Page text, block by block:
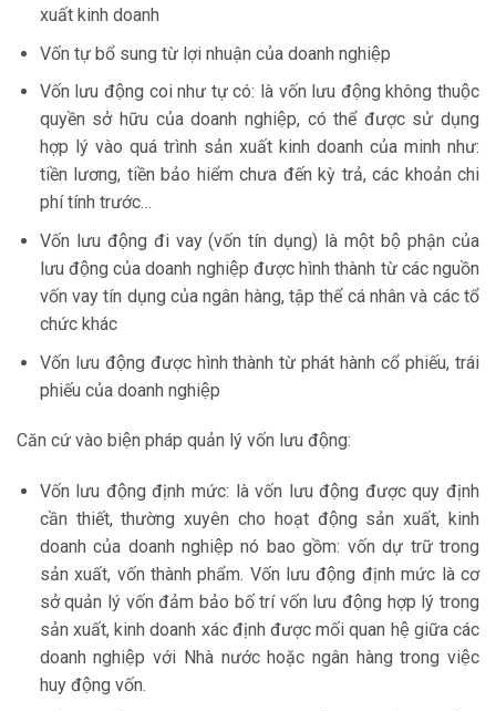
xuất kinh doanh
Vốn tự bổ sung từ lợi nhuận của doanh nghiệp
Vốn lưu động coi như tự có: là vốn lưu động không thuộc
quyền sở hữu của doanh nghiệp, có thể được sử dụng
hợp lý vào quá trình sản xuất kinh doanh của minh như:
tiền lương, tiền bảo hiểm chưa đến kỳ trả, các khoản chi
phí tính trước…
Vốn lưu động đi vay (vốn tín dụng) là một bộ phận của
lưu động của doanh nghiệp được hình thành từ các nguồn
vốn vay tín dụng của ngân hàng, tập thể cá nhân và các tổ
chức khác
Vốn lưu động được hình thành từ phát hành cổ phiếu, trái
phiếu của doanh nghiệp
Căn cứ vào biện pháp quản lý vốn lưu động:
Vốn lưu động định mức: là vốn lưu động được quy định
cần thiết, thường xuyên cho hoạt động sản xuất, kinh
doanh của doanh nghiệp nó bao gồm: vốn dự trữ trong
sản xuất, vốn thành phẩm. Vốn lưu động định mức là cơ
sở quản lý vốn đảm bảo bố trí vốn lưu động hợp lý trong
sản xuất, kinh doanh xác định được mối quan hệ giữa các
doanh nghiệp với Nhà nước hoặc ngân hàng trong việc
huy động vốn.